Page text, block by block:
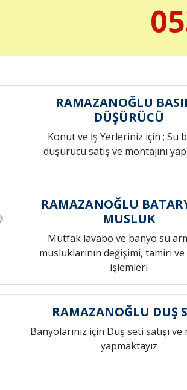
RAMAZANOĞLU
DÜŞÜRÜCÜ
Konut ve İş Yerleriniz için ; Su
düşürücü satış ve montajını
RAMAZANOĞLU
MUSLUK
Mutfak lavabo ve banyo su
musluklarının değişimi, tamiri
işlemleri
RAMAZANOĞLU DUŞ
Banyolarınız için Duş seti satışı ve
yapmaktayız